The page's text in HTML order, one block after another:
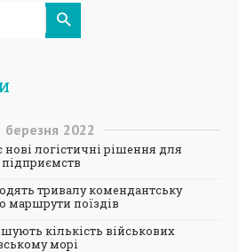
березня 2022
нові логістичні рішення для
тривалу комендантську
маршрути поїздів
кількість військових
морі